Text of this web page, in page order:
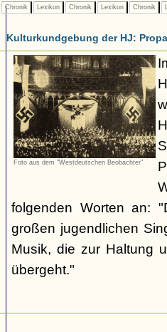
Chronik Lexikon Chronik Lexikon Chronik
Kulturkundgebung der HJ:
Foto aus dem "Westdeutschen Beobachter"
folgenden Worten an:
großen jugendlichen
Musik, die zur Haltung
übergeht."